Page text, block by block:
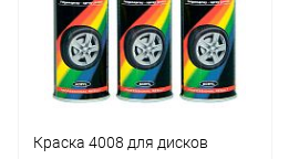
В избранное В наличии
Краска 4008 для дисков